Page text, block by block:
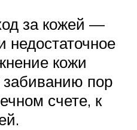
за кожей —
недостаточное
кожи
забиванию пор
счете, к